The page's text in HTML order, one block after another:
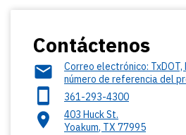
Contáctenos
Correo electrónico:
número de referencia del
361-293-4300
403 Huck St.
Yoakum, TX 77995